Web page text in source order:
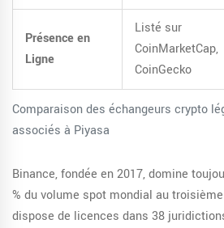
Comparaison des échangeurs crypto
associés à Piyasa
Présence en
Ligne
Listé sur
CoinMarketCap,
CoinGecko
Binance, fondée en 2017, domine
% du volume spot mondial au
dispose de licences dans 38